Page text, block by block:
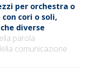
per orchestra o
cori o soli,
diverse
parola
comunicazione